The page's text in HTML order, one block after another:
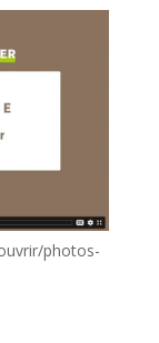
photos-